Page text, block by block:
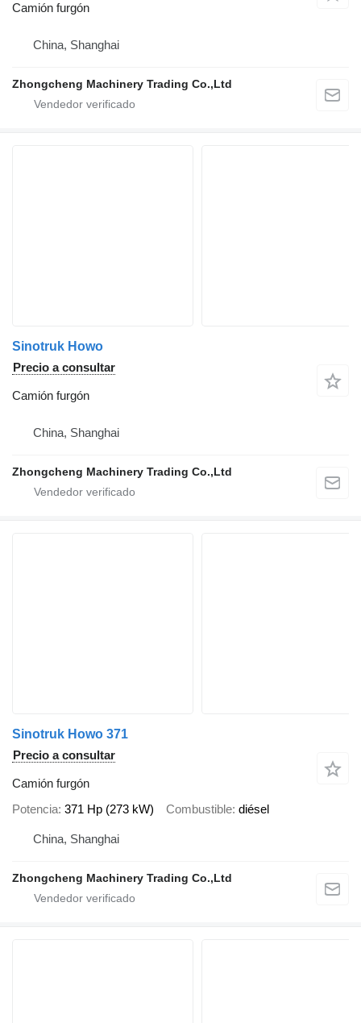
Camión furgón
China, Shanghai
Zhongcheng Machinery Trading Co.,Ltd
Sinotruk Howo
Precio a consultar
Camión furgón
China, Shanghai
Zhongcheng Machinery Trading Co.,Ltd
Sinotruk Howo 371
Precio a consultar
Camión furgón
Potencia 371 Hp (273 kW) Combustible diésel
China, Shanghai
Zhongcheng Machinery Trading Co.,Ltd